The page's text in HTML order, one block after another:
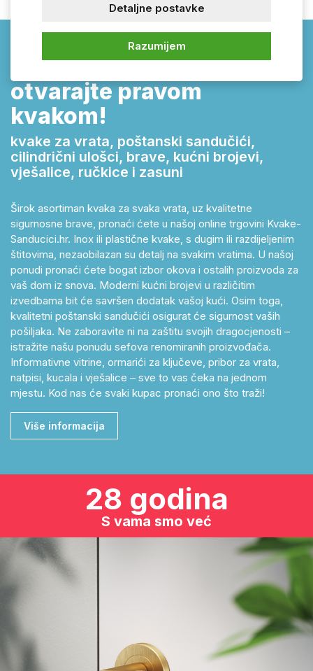
Kvake-sanducici.hr –
otvarajte pravom
kvakom!
kvake za vrata, poštanski sandučići,
cilindrični ulošci, brave, kućni brojevi,
vješalice, ručkice i zasuni
Širok asortiman kvaka za svaka vrata, uz kvalitetne
sigurnosne brave, pronaći ćete u našoj online trgovini Kvake-
Sanducici.hr. Inox ili plastične kvake, s dugim ili razdijeljenim
štitovima, nezaobilazan su detalj na svakim vratima. U našoj
ponudi pronaći ćete bogat izbor okova i ostalih proizvoda za
vaš dom iz snova. Moderni kućni brojevi u različitim
izvedbama bit će savršen dodatak vašoj kući. Osim toga,
kvalitetni poštanski sandučići osigurat će sigurnost vaših
pošiljaka. Ne zaboravite ni na zaštitu svojih dragocjenosti –
istražite našu ponudu sefova renomiranih proizvođača.
Informativne vitrine, ormarići za ključeve, pribor za vrata,
natpisi, kucala i vješalice – sve to vas čeka na jednom
mjestu. Kod nas će svaki kupac pronaći ono što traži!
Više informacija
28 godina
S vama smo već
Razumijem
Detaljne postavke